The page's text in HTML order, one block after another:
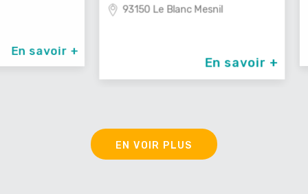
+
93150 Le Blanc Mesnil
En savoir +
EN VOIR PLUS